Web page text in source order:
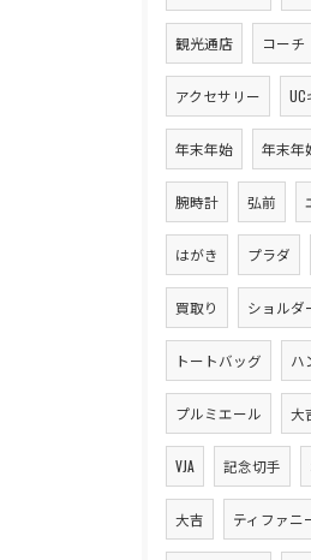
観光通店 コーチ
アクセサリー
年末年始 年末年
腕時計 弘前
はがき プラダ
買取り ショルダ
トートバッグ ハ
プルミエール 大
VJA 記念切手
大吉 ティファニ